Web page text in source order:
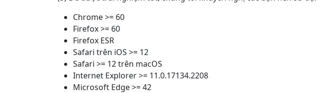
Chrome >= 60
Firefox >= 60
Firefox ESR
Safari trên iOS >= 12
Safari >= 12 trên macOS
Internet Explorer >= 11.0.17134.2208
Microsoft Edge >= 42